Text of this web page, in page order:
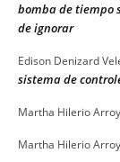
bomba de tiempo
de ignorar
Edison Denizard
sistema de
Martha Hilerio
Martha Hilerio